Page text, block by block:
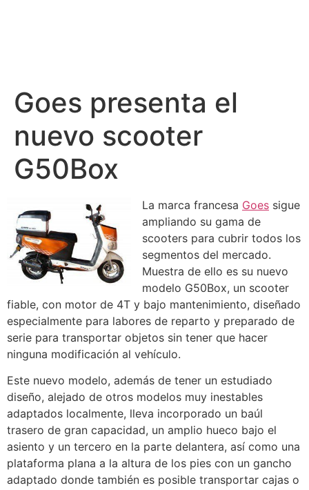
Goes presenta el
nuevo scooter
G50Box
La marca francesa Goes sigue
ampliando su gama de
scooters para cubrir todos los
segmentos del mercado.
Muestra de ello es su nuevo
modelo G50Box, un scooter
fiable, con motor de 4T y bajo mantenimiento, diseñado
especialmente para labores de reparto y preparado de
serie para transportar objetos sin tener que hacer
ninguna modificación al vehículo.
Este nuevo modelo, además de tener un estudiado
diseño, alejado de otros modelos muy inestables
adaptados localmente, lleva incorporado un baúl
trasero de gran capacidad, un amplio hueco bajo el
asiento y un tercero en la parte delantera, así como una
plataforma plana a la altura de los pies con un gancho
adaptado donde también es posible transportar cajas o